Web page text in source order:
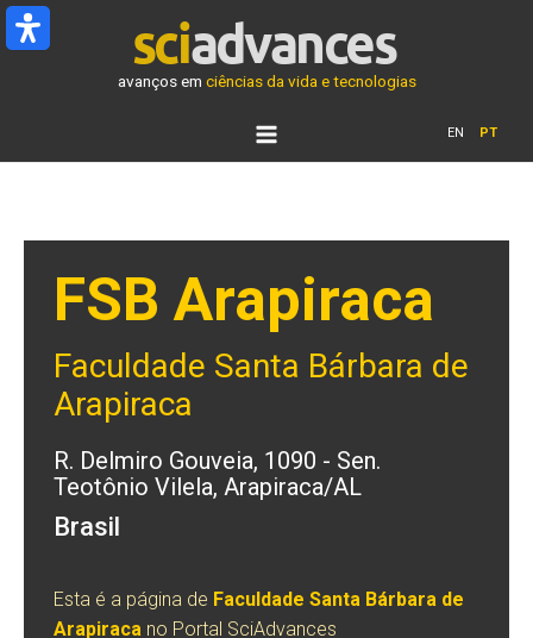
Ir
para
avanços em ciências da vida e tecnologias
EN PT
FSB Arapiraca
Faculdade Santa Bárbara de
Arapiraca
R. Delmiro Gouveia, 1090 - Sen.
Teotônio Vilela, Arapiraca/AL
Brasil
Esta é a página de Faculdade Santa Bárbara de
Arapiraca no Portal SciAdvances